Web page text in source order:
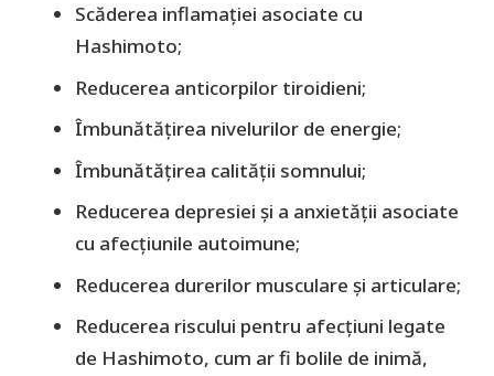
Scăderea inflamației asociate cu
Hashimoto;
Reducerea anticorpilor tiroidieni;
Îmbunătățirea nivelurilor de energie;
Îmbunătățirea calității somnului;
Reducerea depresiei și a anxietății asociate
cu afecțiunile autoimune;
Reducerea durerilor musculare și articulare;
Reducerea riscului pentru afecțiuni legate
de Hashimoto, cum ar fi bolile de inimă,